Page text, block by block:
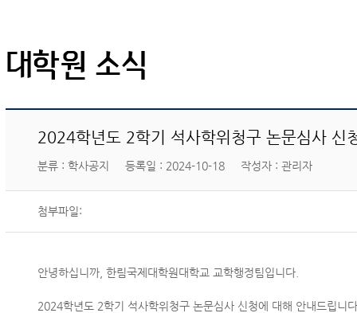
결산공고
추경예산공고
대학원 소식
2024학년도 2학기 석사학위청구 논문심사 신
분류 : 학사공지 등록일 : 2024-10-18 작성자 : 관리자
첨부파일:
안녕하십니까 한림국제대학원대학교 교학행정팀입니다
2024학년도 2학기 석사학위청구 논문심사 신청에 대해 안내드립니다